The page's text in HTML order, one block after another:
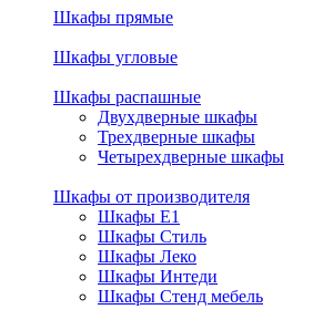
Шкафы прямые
Шкафы угловые
Шкафы распашные
Двухдверные шкафы
Трехдверные шкафы
Четырехдверные шкафы
Шкафы от производителя
Шкафы E1
Шкафы Стиль
Шкафы Леко
Шкафы Интеди
Шкафы Стенд мебель